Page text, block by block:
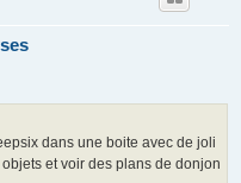
dans une boite avec de joli
et voir des plans de donjon